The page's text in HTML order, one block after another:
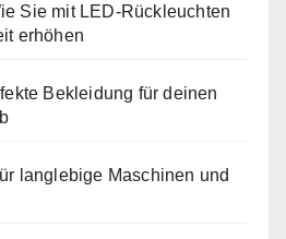
Sie mit LED-Rückleuchten
erhöhen
Bekleidung für deinen
langlebige Maschinen und